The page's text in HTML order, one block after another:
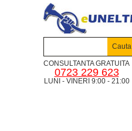
CONSULTANTA GRATUITA
0723 229 623
LUNI - VINERI 9:00 - 21:00
Cauta